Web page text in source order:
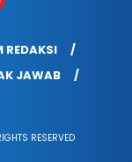
REDAKSI
JAWAB
RESERVED